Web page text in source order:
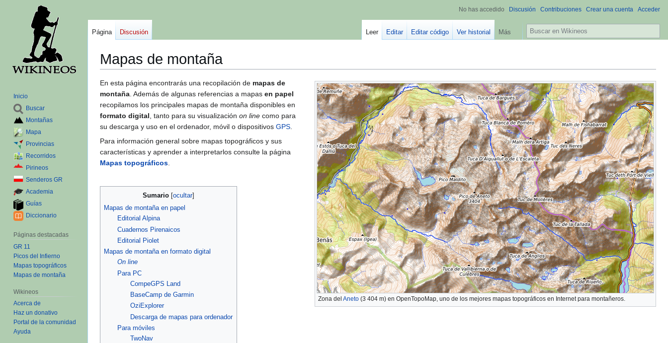
Mapas de montaña
Ir
a
la
navegación
Ir
a
la
búsqueda
Zona del Aneto (3 404 m) en OpenTopoMap, uno de los mejores mapas topográficos en Internet para montañeros.
En esta página encontrarás una recopilación de mapas de
montaña. Además de algunas referencias a mapas en papel
recopilamos los principales mapas de montaña disponibles en
formato digital, tanto para su visualización on line como para
su descarga y uso en el ordenador, móvil o dispositivos GPS.
Para información general sobre mapas topográficos y sus
características y aprender a interpretarlos consulte la página
Mapas topográficos.
Sumario
Mapas de montaña en papel
Editorial Alpina
Cuadernos Pirenaicos
Editorial Piolet
Mapas de montaña en formato digital
On line
Para PC
CompeGPS Land
BaseCamp de Garmin
OziExplorer
Descarga de mapas para ordenador
Para móviles
TwoNav
No has accedido Discusión Contribuciones Crear una cuenta Acceder
Página Discusión Leer Editar Editar código Ver historial Más
B
u
a
r
Inicio
Buscar
Montañas
Mapa
Provincias
Recorridos
Pirineos
Senderos GR
Academia
Guías
Diccionario
Páginas destacadas
GR 11
Picos del Infierno
Mapas topográficos
Mapas de montaña
Wikineos
Acerca de
Haz un donativo
Portal de la comunidad
Ayuda